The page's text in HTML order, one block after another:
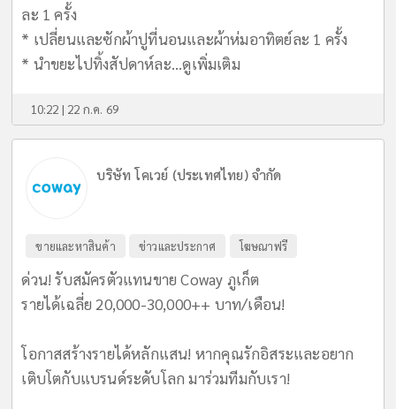
ละ 1 ครั้ง
* เปลี่ยนและซักผ้าปูที่นอนและผ้าห่มอาทิตย์ละ 1 ครั้ง
* นำขยะไปทิ้งสัปดาห์ละ...ดูเพิ่มเติม
10:22 | 22 ก.ค. 69
บริษัท โคเวย์ (ประเทศไทย) จำกัด
ขายและหาสินค้า ข่าวและประกาศ โฆษณาฟรี
ด่วน! รับสมัครตัวแทนขาย Coway ภูเก็ต
รายได้เฉลี่ย 20,000-30,000++ บาท/เดือน!
​โอกาสสร้างรายได้หลักแสน! หากคุณรักอิสระและอยาก
เติบโตกับแบรนด์ระดับโลก มาร่วมทีมกับเรา!